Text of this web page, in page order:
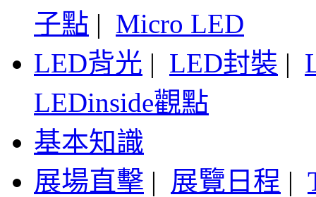
子點 | Micro LED
LED背光 | LED封裝 |
LEDinside觀點
基本知識
展場直擊 | 展覽日程 |